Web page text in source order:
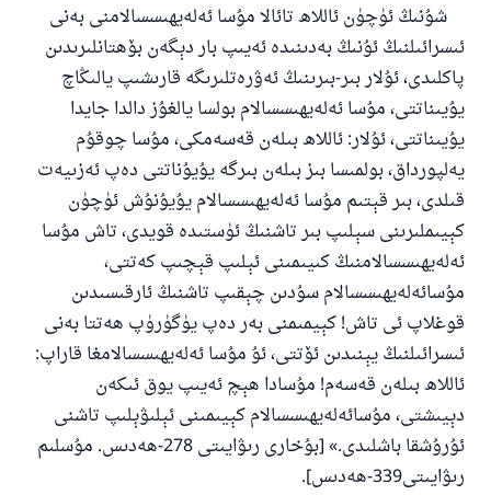
شۇنىڭ ئۈچۈن ئاللاھ تائالا مۇسا ئەلەيھىسسالامنى بەنى
ئىسرائىلنىڭ ئۇنىڭ بەدىنىدە ئەيىپ بار دېگەن بۆھتانلىرىدىن
پاكلىدى، ئۇلار بىر-بىرىنىڭ ئەۋرەتلىرىگە قارىشىپ يالىڭاچ
يۇيىناتتى، مۇسا ئەلەيھىسسالام بولسا يالغۇز دالدا جايدا
يۇيىناتتى، ئۇلار: ئاللاھ بىلەن قەسەمكى، مۇسا چوقۇم
يەلپورداق، بولمىسا بىز بىلەن بىرگە يۇيۇناتتى دەپ ئەزىيەت
قىلدى، بىر قېتىم مۇسا ئەلەيھىسسالام يۇيۇنۇش ئۈچۈن
كېيىملىرىنى سېلىپ بىر تاشنىڭ ئۈستىدە قويدى، تاش مۇسا
ئەلەيھىسسالامنىڭ كىيىمىنى ئېلىپ قېچىپ كەتتى،
مۇسائەلەيھىسسالام سۇدىن چېقىپ تاشنىڭ ئارقىسىدىن
قوغلاپ ئى تاش! كېيمىمنى بەر دەپ يۈگۈرۈپ ھەتتا بەنى
ئىسرائىلنىڭ يېنىدىن ئۆتتى، ئۇ مۇسا ئەلەيھىسسالامغا قاراپ:
ئاللاھ بىلەن قەسەم! مۇسادا ھېچ ئەيىپ يوق ئىكەن
دېيىشتى، مۇسائەلەيھىسسالام كېيىمىنى ئېلىۋېلىپ تاشنى
ئۇرۇشقا باشلىدى.» [بۇخارى رىۋايىتى 278-ھەدىس. مۇسلىم
رىۋايىتى339-ھەدىس].